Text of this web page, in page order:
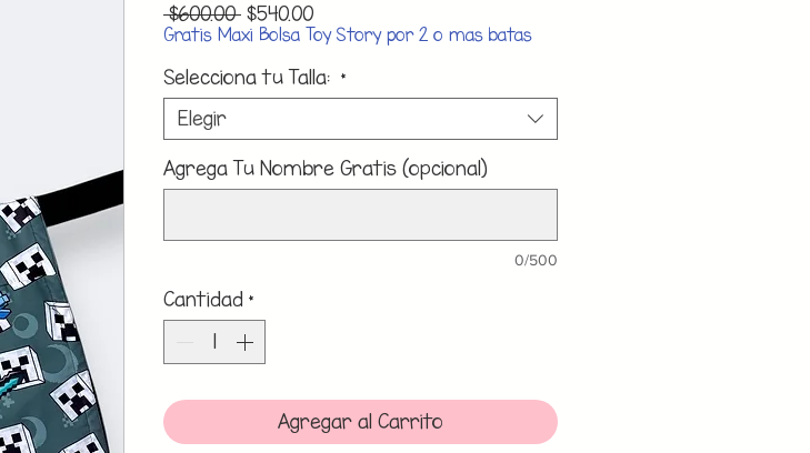
$600.00 Precio
$540.00Precio
de
Gratis Maxi Bolsa Toy Story por 2 o mas batas
Selecciona tu Talla: *
Elegir
Agrega Tu Nombre Gratis (opcional)
0/500
Cantidad *
Agregar al Carrito